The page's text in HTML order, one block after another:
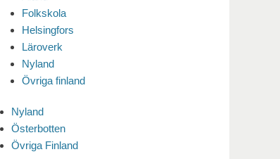
Folkskola
Helsingfors
Läroverk
Nyland
Övriga finland
Nyland
Österbotten
Övriga Finland